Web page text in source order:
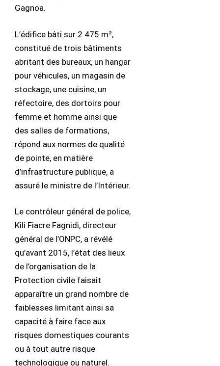
Gagnoa.
L’édifice bâti sur 2 475 m²,
constitué de trois bâtiments
abritant des bureaux, un hangar
pour véhicules, un magasin de
stockage, une cuisine, un
réfectoire, des dortoirs pour
femme et homme ainsi que
des salles de formations,
répond aux normes de qualité
de pointe, en matière
d’infrastructure publique, a
assuré le ministre de l’Intérieur.
Le contrôleur général de police,
Kili Fiacre Fagnidi, directeur
général de l’ONPC, a révélé
qu’avant 2015, l’état des lieux
de l’organisation de la
Protection civile faisait
apparaître un grand nombre de
faiblesses limitant ainsi sa
capacité à faire face aux
risques domestiques courants
ou à tout autre risque
technologique ou naturel.